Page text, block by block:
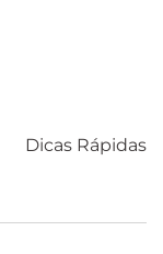
Dicas Rápidas
diários
cabelos